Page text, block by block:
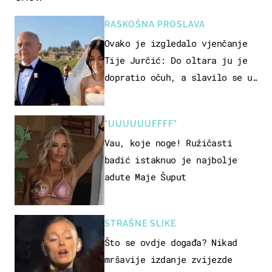
RASKOŠNA PROSLAVA
Ovako je izgledalo vjenčanje
Tije Jurčić: Do oltara ju je
dopratio očuh, a slavilo se uz
"UUUUUUFFFF"
Vau, koje noge! Ružičasti
badić istaknuo je najbolje
adute Maje Šuput
STRAŠNE SLIKE
Što se ovdje događa? Nikad
mršavije izdanje zvijezde